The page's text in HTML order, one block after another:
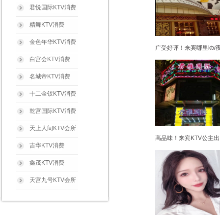
君悦国际KTV消费
精舞KTV消费
金色年华KTV消费
白宫会KTV消费
名城帝KTV消费
十二金钗KTV消费
乾宫国际KTV消费
天上人间KTV会所
吉华KTV消费
鑫茂KTV消费
天宫九号KTV会所
广受好评！来宾哪里ktv
高品味！来宾KTV公主